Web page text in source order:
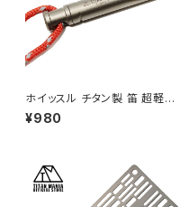
ホイッスル チタン製 笛 超軽量
ストラップ付き 防災 登山 緊急
避難 防犯 スポーツ 審判 コーチ
ドア キャンプ用品
¥980